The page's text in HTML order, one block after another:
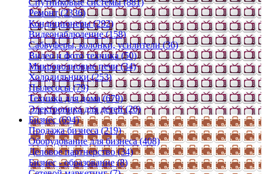
Спутниковые системы (881)
Ремонт (2336)
Кондиционеры (292)
Видеонаблюдение (158)
Сабвуферы, колонки, усилители (36)
Видео и фото техника (50)
Микроволновые печи (34)
Холодильники (253)
Пылесосы (79)
Техника для дома (679)
Электроника для детей (20)
Бизнес (694)
Продажа бизнеса (219)
Оборудование для бизнеса (408)
Деловое партнерство (34)
Бизнес - образование (8)